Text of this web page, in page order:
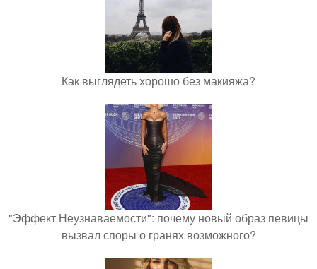
Как выглядеть хорошо без макияжа?
"Эффект Неузнаваемости": почему новый образ певицы
вызвал споры о гранях возможного?